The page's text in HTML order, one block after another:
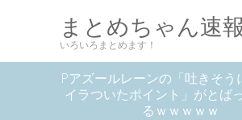
まとめちゃん速報
いろいろまとめます！
Pアズールレーンの「吐きそう
イラついたポイント」がとば
るｗｗｗｗｗ